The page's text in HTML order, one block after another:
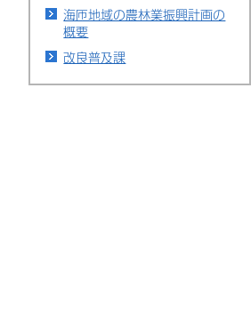
海匝地域の農林業振興計画の
概要
改良普及課